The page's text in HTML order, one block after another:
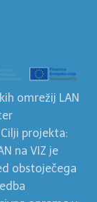
omrežij LAN
projekta:
na VIZ je
obstoječega